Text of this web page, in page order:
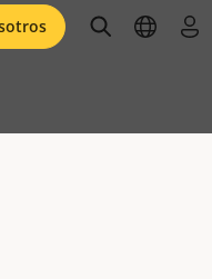
openopen